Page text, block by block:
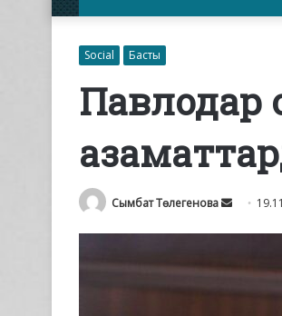
Social Басты
Павлодар
Сымбат Төлегенова
Send